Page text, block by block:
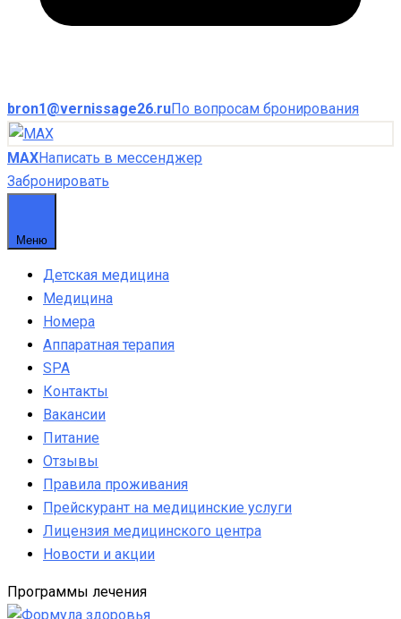
bron1@vernissage26.ruПо вопросам бронирования
MAXНаписать в мессенджер
Забронировать
Меню
Детская медицина
Медицина
Номера
Аппаратная терапия
SPA
Контакты
Вакансии
Питание
Отзывы
Правила проживания
Прейскурант на медицинские услуги
Лицензия медицинского центра
Новости и акции
Программы лечения